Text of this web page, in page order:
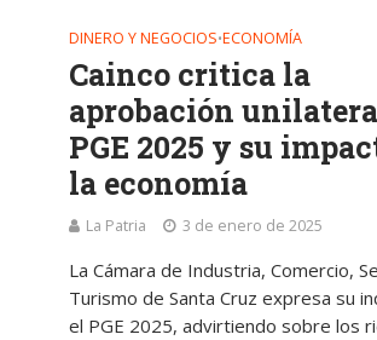
DINERO Y NEGOCIOS•ECONOMÍA
Cainco critica la
aprobación
PGE 2025 y su
la economía
La Patria 3 de enero de 2025
La Cámara de Industria, Comercio,
Turismo de Santa Cruz expresa su
el PGE 2025, advirtiendo sobre los